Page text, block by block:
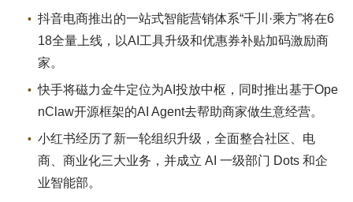
抖音电商推出的一站式智能营销体系“千川·乘方”将在6
18全量上线，以AI工具升级和优惠券补贴加码激励商
家。
快手将磁力金牛定位为AI投放中枢，同时推出基于Ope
nClaw开源框架的AI Agent去帮助商家做生意经营。
小红书经历了新一轮组织升级，全面整合社区、电
商、商业化三大业务，并成立 AI 一级部门 Dots 和企
业智能部。